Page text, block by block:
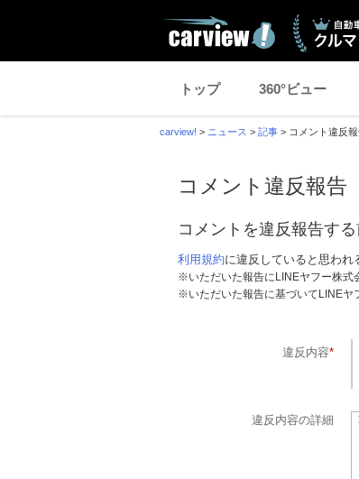
トップ 360°ビュー
carview! > ニュース > 記事 > コメント違反
コメント違反報告
コメントを違反報告す
利用規約に違反していると思われ
※いただいた報告にLINEヤフー株式
※いただいた報告に基づいてLINEヤ
違反内容*
違反内容の詳細